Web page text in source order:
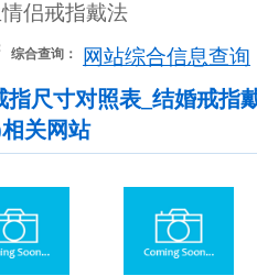
侣戒指戴法
综合查询： 网站综合信息查询
指尺寸对照表_结婚戒指
关网站